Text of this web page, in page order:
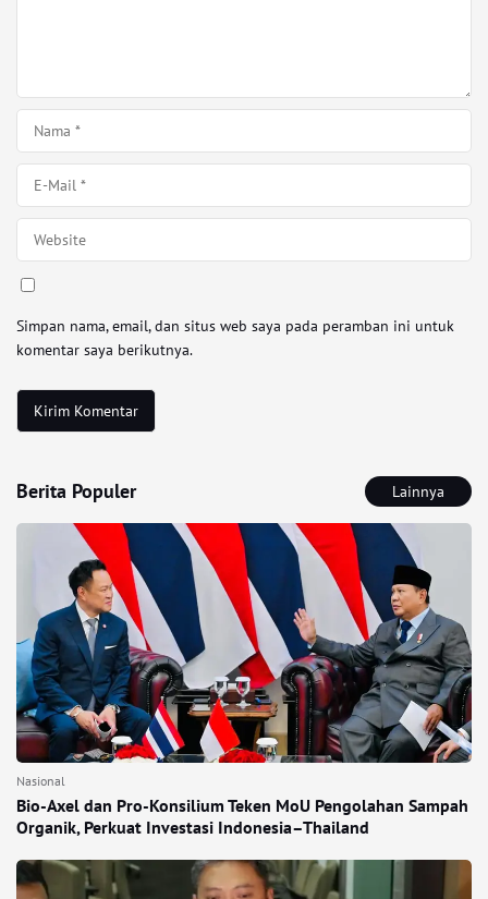
Simpan nama, email, dan situs web saya pada peramban ini untuk
komentar saya berikutnya.
Berita Populer Lainnya
Nasional
Bio-Axel dan Pro-Konsilium Teken MoU Pengolahan Sampah
Organik, Perkuat Investasi Indonesia–Thailand